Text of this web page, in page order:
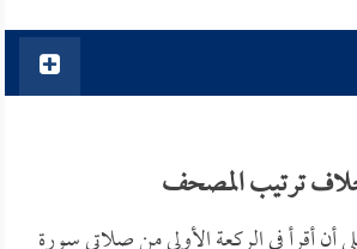
ترتيب المصحف